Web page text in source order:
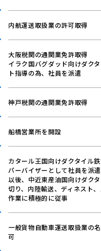
内航運送取扱業の許可取得
大阪税関の通関業免許取得
イラク国バグダッド向けダク
ト指導の為、社員を派遣
神戸税関の通関業免許取得
船橋営業所を開設
カタール王国向けダクタイル
パーバイザーとして社員を派遣
以後、中近東産油国向けダク
切り、内陸輸送、ディネスト
作業に積極的に従事
一般貨物自動車運送取扱業の
可